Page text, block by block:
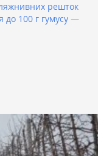
решток
до 100 г гумусу —